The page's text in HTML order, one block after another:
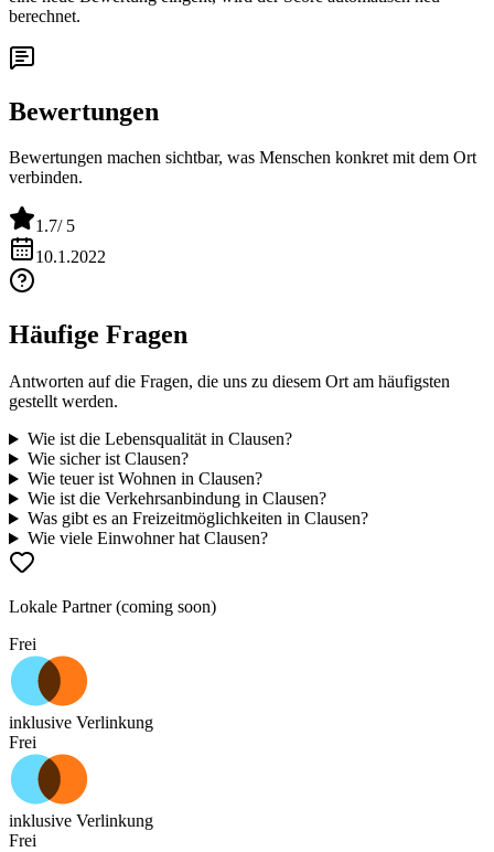
berechnet.
Bewertungen
Bewertungen machen sichtbar, was Menschen konkret mit dem Ort
verbinden.
1.7/ 5
10.1.2022
Häufige Fragen
Antworten auf die Fragen, die uns zu diesem Ort am häufigsten
gestellt werden.
Wie ist die Lebensqualität in Clausen?
Wie sicher ist Clausen?
Wie teuer ist Wohnen in Clausen?
Wie ist die Verkehrsanbindung in Clausen?
Was gibt es an Freizeitmöglichkeiten in Clausen?
Wie viele Einwohner hat Clausen?
Lokale Partner (coming soon)
Frei
inklusive Verlinkung
Frei
inklusive Verlinkung
Frei